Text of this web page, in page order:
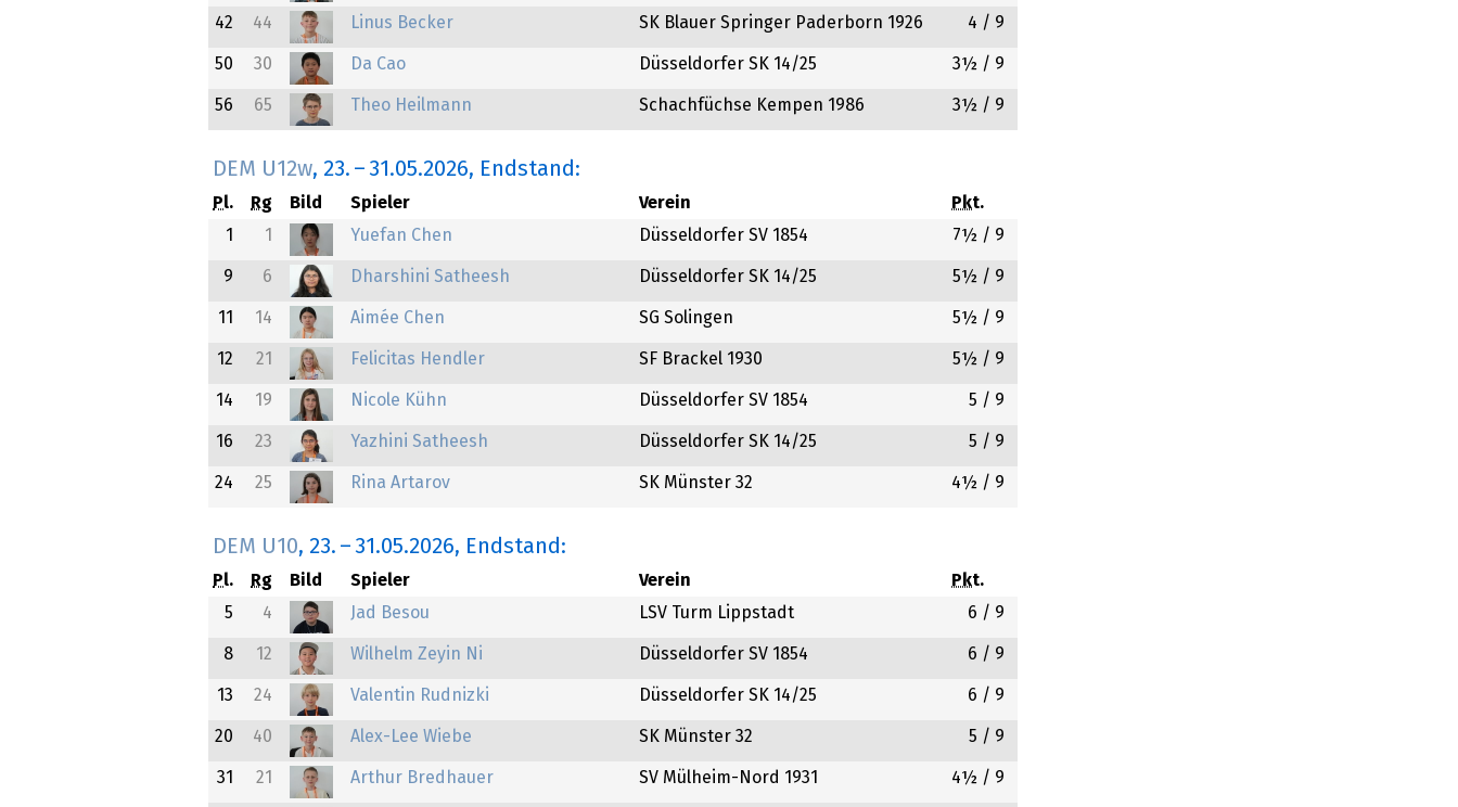
42 44 Linus Becker SK Blauer Springer Paderborn 1926 4 / 9
50 30 Da Cao Düsseldorfer SK 14/25 3½ / 9
56 65 Theo Heilmann Schachfüchse Kempen 1986 3½ / 9
DEM U12w, 23. – 31.05.2026, Endstand:
Pl. Rg Bild Spieler Verein
Pkt.
1
1 Yuefan Chen Düsseldorfer SV 1854 7½ / 9
9 6 Dharshini Satheesh Düsseldorfer SK 14/25 5½ / 9
11 14 Aimée Chen SG Solingen 5½ / 9
12 21 Felicitas Hendler SF Brackel 1930 5½ / 9
14 19 Nicole Kühn Düsseldorfer SV 1854 5 / 9
16 23 Yazhini Satheesh Düsseldorfer SK 14/25 5 / 9
24 25 Rina Artarov SK Münster 32 4½ / 9
DEM U10, 23. – 31.05.2026, Endstand:
Pl. Rg Bild Spieler Verein
Pkt.
5
4 Jad Besou LSV Turm Lippstadt 6 / 9
8 12 Wilhelm Zeyin Ni Düsseldorfer SV 1854 6 / 9
13 24 Valentin Rudnizki Düsseldorfer SK 14/25 6 / 9
20 40 Alex-Lee Wiebe SK Münster 32 5 / 9
31 21 Arthur Bredhauer SV Mülheim-Nord 1931 4½ / 9